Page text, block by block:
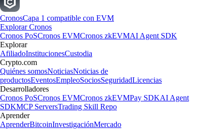
CronosCapa 1 compatible con EVM
Explorar Cronos
Cronos PoSCronos EVMCronos zkEVMAI Agent SDK
Explorar
AfiliadoInstitucionesCustodia
Crypto.com
Quiénes somosNoticiasNoticias de
productosEventosEmpleoSociosSeguridadLicencias
Desarrolladores
Cronos PoSCronos EVMCronos zkEVMPay SDKAI Agent
SDKMCP ServersTrading Skill Repo
Aprender
AprenderBitcoinInvestigaciónMercado